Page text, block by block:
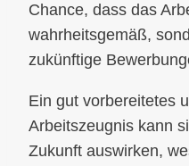
Chance, dass das
wahrheitsgemäß,
zukünftige
Ein gut vorbereitetes
Arbeitszeugnis kann
Zukunft auswirken,